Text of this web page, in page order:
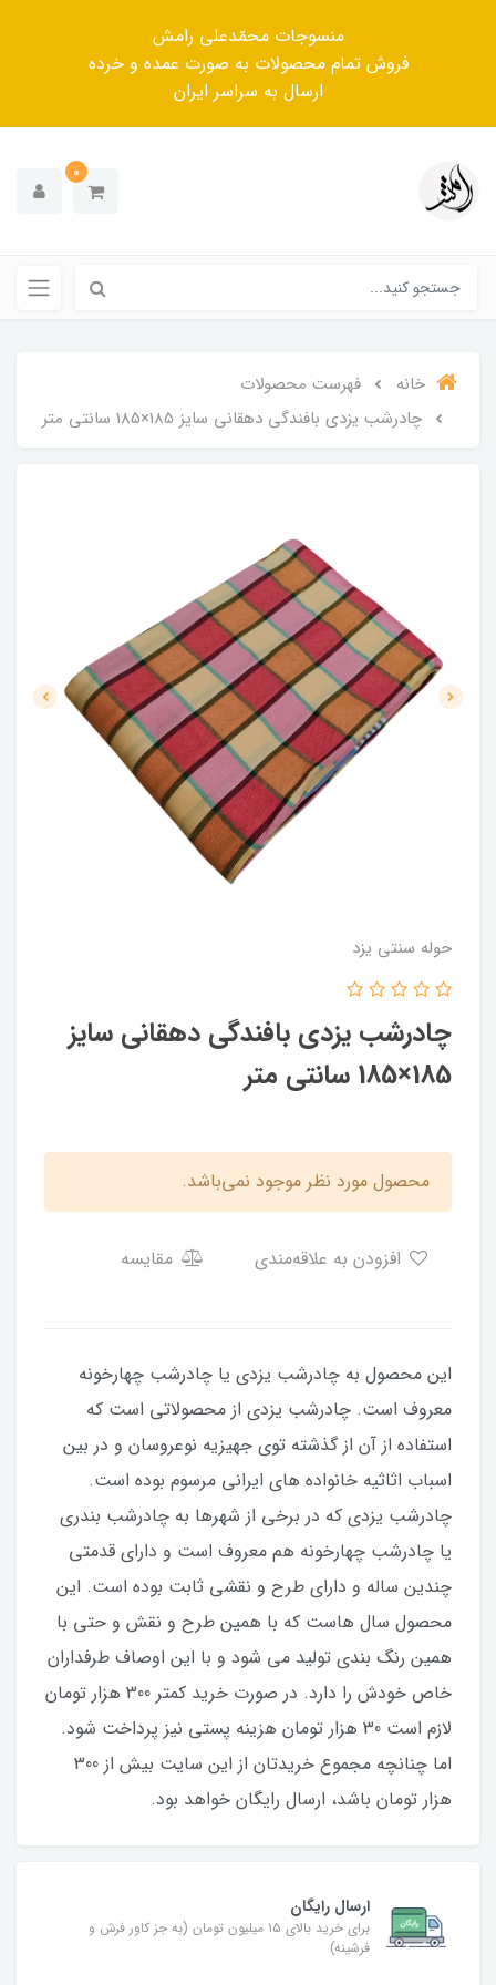
منسوجات محمّدعلی رامش
فروش تمام محصولات به صورت عمده و خرده
ارسال به سراسر ایران
0
خانه
فهرست محصولات
چادرشب یزدی بافندگی دهقانی سایز 185×185 سانتی متر
حوله سنتی یزد
چادرشب یزدی بافندگی دهقانی سایز
185×185 سانتی متر
محصول مورد نظر موجود نمی‌باشد.
مقایسه
این محصول به چادرشب یزدی یا چادرشب چهارخونه
معروف است. چادرشب یزدی از محصولاتی است که
استفاده از آن از گذشته توی جهیزیه نوعروسان و در بین
اسباب اثاثیه خانواده های ایرانی مرسوم بوده است.
چادرشب یزدی که در برخی از شهرها به چادرشب بندری
یا چادرشب چهارخونه هم معروف است و دارای قدمتی
چندین ساله و دارای طرح و نقشی ثابت بوده است. این
محصول سال هاست که با همین طرح و نقش و حتی با
همین رنگ بندی تولید می شود و با این اوصاف طرفداران
خاص خودش را دارد. در صورت خرید کمتر 300 هزار تومان
لازم است 30 هزار تومان هزینه پستی نیز پرداخت شود.
اما چنانچه مجموع خریدتان از این سایت بیش از 300
هزار تومان باشد، ارسال رایگان خواهد بود.
ارسال رایگان
برای خرید بالای ۱۵ میلیون تومان (به جز کاور فرش و
فرشینه)